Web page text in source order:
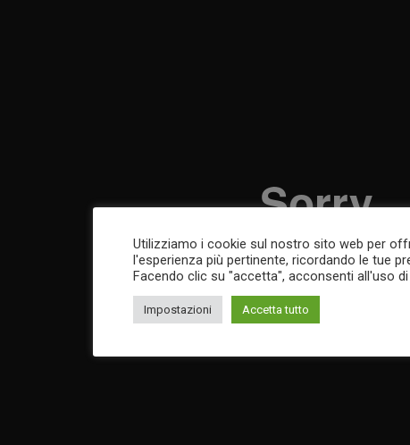
Utilizziamo i cookie sul nostro sito web per
l'esperienza più pertinente, ricordando le tue
Facendo clic su "accetta", acconsenti all'uso
Impostazioni Accetta tutto